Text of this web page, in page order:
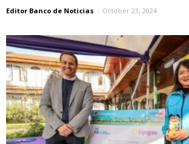
Editor Banco de Noticias - October 23, 2024